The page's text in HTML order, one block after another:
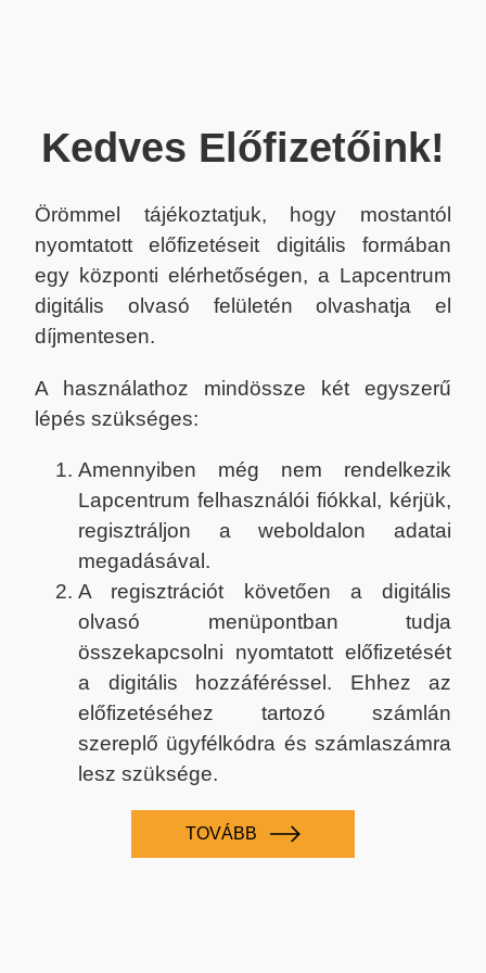
Kedves Előfizetőink!
Örömmel tájékoztatjuk, hogy mostantól
nyomtatott előfizetéseit digitális formában
egy központi elérhetőségen, a Lapcentrum
digitális olvasó felületén olvashatja el
díjmentesen.
A használathoz mindössze két egyszerű
lépés szükséges:
Amennyiben még nem rendelkezik
Lapcentrum felhasználói fiókkal, kérjük,
regisztráljon a weboldalon adatai
megadásával.
A regisztrációt követően a digitális
olvasó menüpontban tudja
összekapcsolni nyomtatott előfizetését
a digitális hozzáféréssel. Ehhez az
előfizetéséhez tartozó számlán
szereplő ügyfélkódra és számlaszámra
lesz szüksége.
TOVÁBB